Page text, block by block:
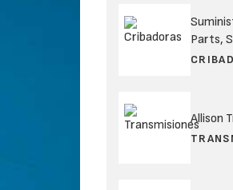
Parts,
Allison